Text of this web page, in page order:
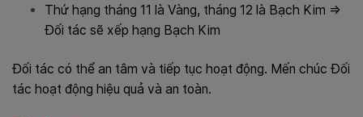
Thứ hạng tháng 11 là Vàng, tháng 12 là Bạch Kim =>
Đối tác sẽ xếp hạng Bạch Kim
Đối tác có thể an tâm và tiếp tục hoạt động. Mến chúc Đối
tác hoạt động hiệu quả và an toàn.